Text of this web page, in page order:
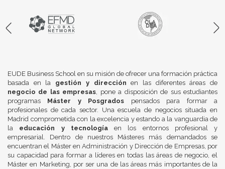
EUDE Business School en su misión de ofrecer una formación práctica
basada en la gestión y dirección en las diferentes áreas de
negocio de las empresas, pone a disposición de sus estudiantes
programas Máster y Posgrados pensados para formar a
profesionales de cada sector. Una escuela de negocios situada en
Madrid comprometida con la excelencia y estando a la vanguardia de
la educación y tecnologíaen los entornos profesional y
empresarial. Dentro de nuestros Másteres más demandados se
encuentran el Máster en Administración y Dirección de Empresas, por
su capacidad para formar a líderes en todas las áreas de negocio, el
Máster en Marketing, por ser una de las áreas más importantes de la